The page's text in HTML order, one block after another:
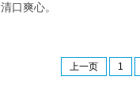
清口爽心。
上一页 1